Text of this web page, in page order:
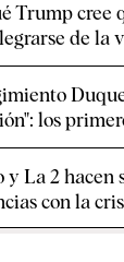
Trump cree
de la
los
y La 2 hacen
con la